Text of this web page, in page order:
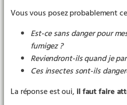
Vous vous posez probablement
Est-ce sans danger pour
fumigez ?
Reviendront-ils quand je
Ces insectes sont-ils
La réponse est oui, il faut faire